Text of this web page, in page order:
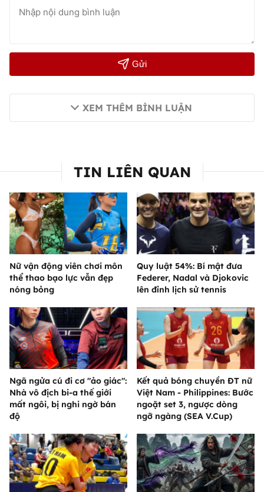
Gửi
XEM THÊM BÌNH LUẬN
TIN LIÊN QUAN
Nữ vận động viên chơi môn
thể thao bạo lực vẫn đẹp
nóng bỏng
Quy luật 54%: Bí mật đưa
Federer, Nadal và Djokovic
lên đỉnh lịch sử tennis
Ngã ngửa cú đi cơ "ảo giác":
Nhà vô địch bi-a thế giới
mất ngôi, bị nghi ngờ bán
độ
Kết quả bóng chuyền ĐT nữ
Việt Nam - Philippines: Bước
ngoặt set 3, ngược dòng
ngỡ ngàng (SEA V.Cup)